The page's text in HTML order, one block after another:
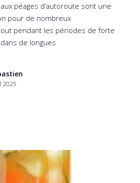
péages d’autoroute sont une
pour de nombreux
pendant les périodes de forte
de longues
2025